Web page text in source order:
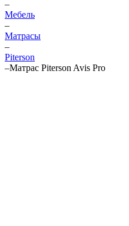
–
Мебель
–
Матрасы
–
Piterson
–Матрас Piterson Avis Pro